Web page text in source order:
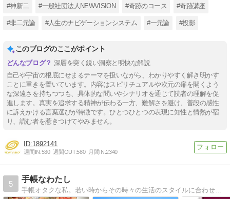
#神新二 #一般社団法人NEWVISION #奇跡のコース #奇跡講座
#非二元論 #人生のナビゲーションシステム #一元論 #投影
このブログのここがポイント
深層を突く鋭い洞察と明快な解説
自己や宇宙の根底にせまるテーマを扱いながら、わかりやすく解き明かす
ことに重きを置いています。内容はスピリチュアルや次元の扉を開くよう
な深遠さを持ちつつも、具体的な問いやシナリオを通じて読者の理解を促
進します。真実を追求する精神が伝わる一方、難解さを避け、普段の感性
に訴えかける言葉選びが特徴です。ひとつひとつの表現に知性と情熱が宿
り、読む者を惹きつけてやみません。
1892141
週間IN:530 週間OUT:580 月間IN:2340
5
手帳なわたし
手帳オタクな私。若い時からその時々の生活のスタイルに合わせて手帳を選び、使い方を工夫してきました。私の今の究極をご紹介。婦人之友社「主婦日記」を中心に。